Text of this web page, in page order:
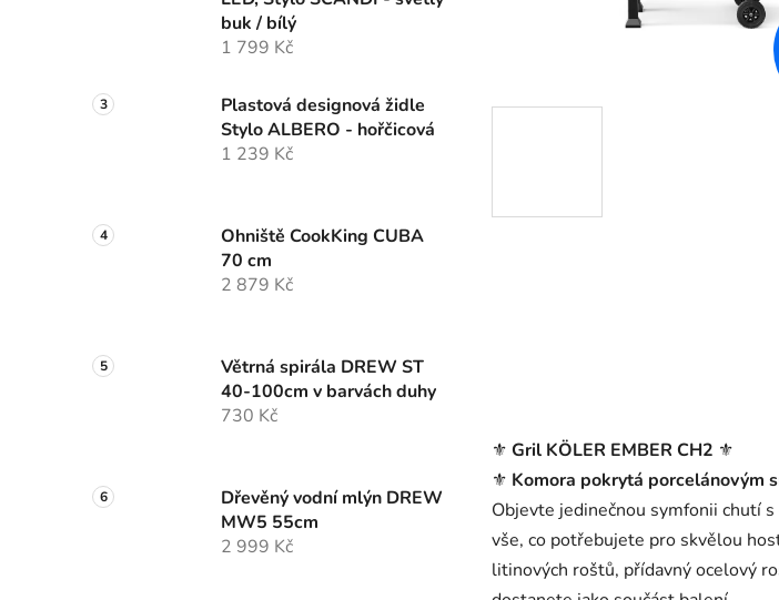
n
e
buk / bílý
1 799 Kč
Plastová designová židle
Stylo ALBERO - hořčicová
1 239 Kč
Ohniště CookKing CUBA
70 cm
2 879 Kč
Větrná spirála DREW ST
40-100cm v barvách duhy
730 Kč
Dřevěný vodní mlýn DREW
MW5 55cm
2 999 Kč
⚜️ Gril KÖLER EMBER CH2 ⚜️
⚜️ Komora pokrytá porcelánovým
Objevte jedinečnou symfonii chutí
vše, co potřebujete pro skvělou
litinových roštů, přídavný ocelový